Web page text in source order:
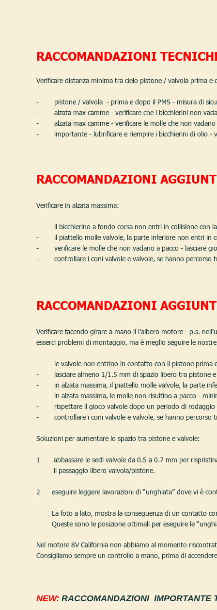
RACCOMANDAZIONI
Verificare distanza minima tra cielo pistone / valvola prima
-        pistone / valvola  - prima e dopo il PMS - misura di
-        alzata max camme - verificare che i bicchierini non
-        alzata max camme - verificare le molle che non
-        importante - lubrificare e riempire i bicchierini di olio -
RACCOMANDAZIONI
Verificare in alzata massima:
-        il bicchierino a fondo corsa non entri in collisione
-        il piattello molle valvole, la parte inferiore non entri in
-        verificare le molle che non vadano a pacco - lasciare
-        controllare i coni valvole e valvole, se hanno
RACCOMANDAZIONI
Verificare facendo girare a mano il l’albero motore - p.s.
esserci problemi di montaggio, ma è meglio seguire le
-        le valvole non entrino in contatto con il pistone prima
-        lasciare almeno 1/1.5 mm di spazio libero tra
-        in alzata massima, il piattello molle valvole, la parte
-        in alzata massima, le molle non risultino a pacco -
-        rispettare il gioco valvole dopo un periodo di rodaggio
-        controllare i coni valvole e valvole, se hanno
Soluzioni per aumentare lo spazio tra pistone e valvole:
1       abbassare le sedi valvole da 0.5 a 0.7 mm per
         il passaggio libero valvola/pistone.
2      eseguire leggere lavorazioni di “unghiata” dove vi è
La foto a lato, mostra la conseguenza di un contatto
Queste sono le posizione ottimali per eseguire le
Nel motore 8V California non abbiamo al momento
Consigliamo sempre un controllo a mano, prima di
NEW: RACCOMANDAZIONI  IMPORTANTE